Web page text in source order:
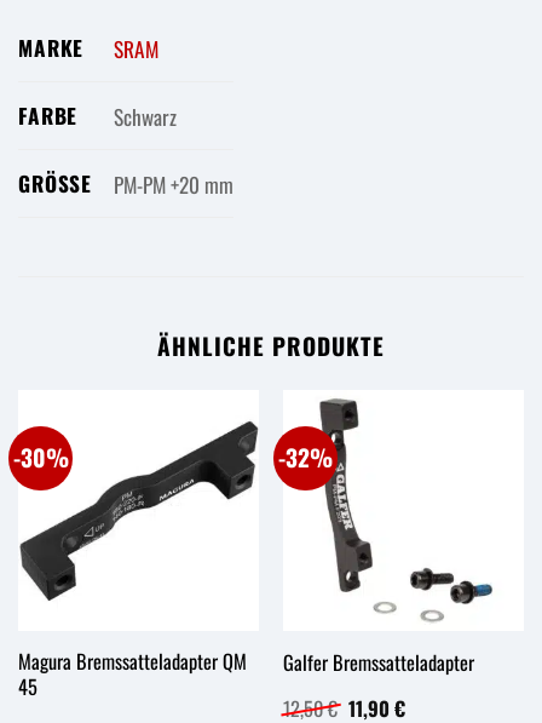
MARKE SRAM
FARBE Schwarz
GRÖSSE PM-PM +20 mm
ÄHNLICHE PRODUKTE
-30%
Magura Bremssatteladapter QM
45
-32%
Galfer Bremssatteladapter
12,50€ Ursprünglicher
11,90 €Aktueller